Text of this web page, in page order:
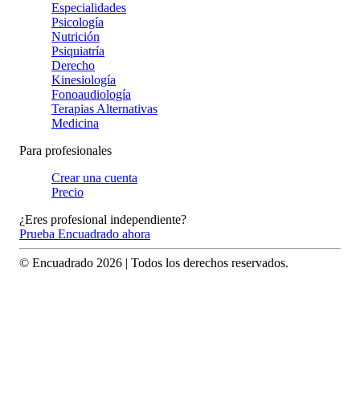
Especialidades
Psicología
Nutrición
Psiquiatría
Derecho
Kinesiología
Fonoaudiología
Terapias Alternativas
Medicina
Para profesionales
Crear una cuenta
Precio
¿Eres profesional independiente?
Prueba Encuadrado ahora
© Encuadrado 2026 | Todos los derechos reservados.